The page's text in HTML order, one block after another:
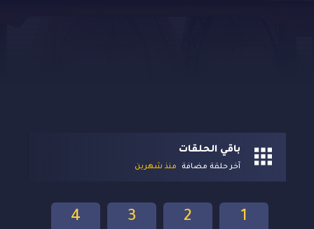
باقي الحلقات
آخر حلقة مضافة منذ شهرين
4 3 2 1